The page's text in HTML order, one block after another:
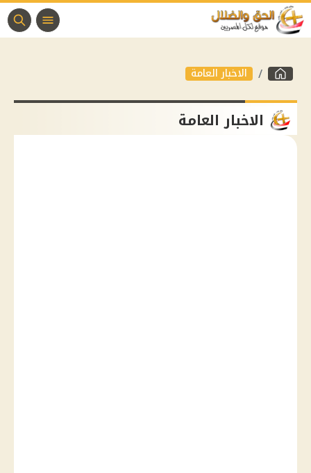
الاخبار العامة
الاخبار العامة